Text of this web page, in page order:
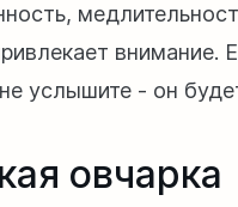
внимание.
услышите - он
овчарка